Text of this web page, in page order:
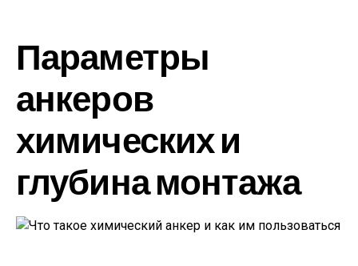
Параметры
анкеров
химических и
глубина монтажа